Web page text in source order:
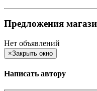
Предложения
Нет объявлений
×Закрыть окно
Написать автору